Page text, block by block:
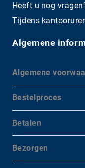
Heeft u nog
Tijdens
Algemene
Algemene
Bestelproces
Betalen
Bezorgen